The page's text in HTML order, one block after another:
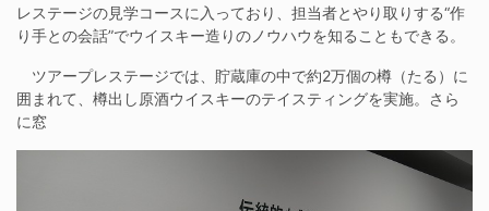
レステージの見学コースに入っており、担当者とやり取りする“作
り手との会話”でウイスキー造りのノウハウを知ることもできる。
ツアープレステージでは、貯蔵庫の中で約2万個の樽（たる）に
囲まれて、樽出し原酒ウイスキーのテイスティングを実施。さら
に窓